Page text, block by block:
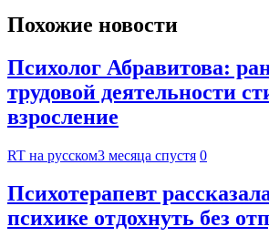
Похожие новости
Психолог Абравитова:
трудовой деятельности
взросление
RT на русском3 месяца спустя 0
Психотерапевт
психике отдохнуть без